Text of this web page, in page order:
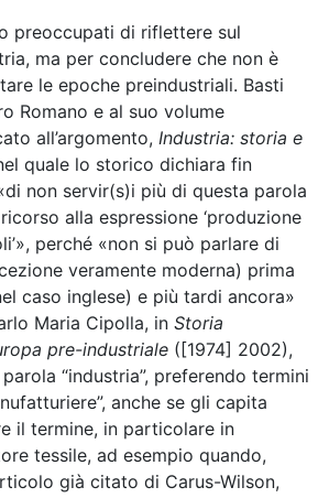
preoccupati di riflettere sul
ma per concludere che non è
le epoche preindustriali. Basti
Romano e al suo volume
all’argomento, Industria: storia e
quale lo storico dichiara fin
non servir(s)i più di questa parola
alla espressione ‘produzione
perché «non si può parlare di
veramente moderna) prima
caso inglese) e più tardi ancora»
Maria Cipolla, in Storia
pre-industriale ([1974] 2002),
“industria”, preferendo termini
anche se gli capita
il termine, in particolare in
tessile, ad esempio quando,
già citato di Carus-Wilson,